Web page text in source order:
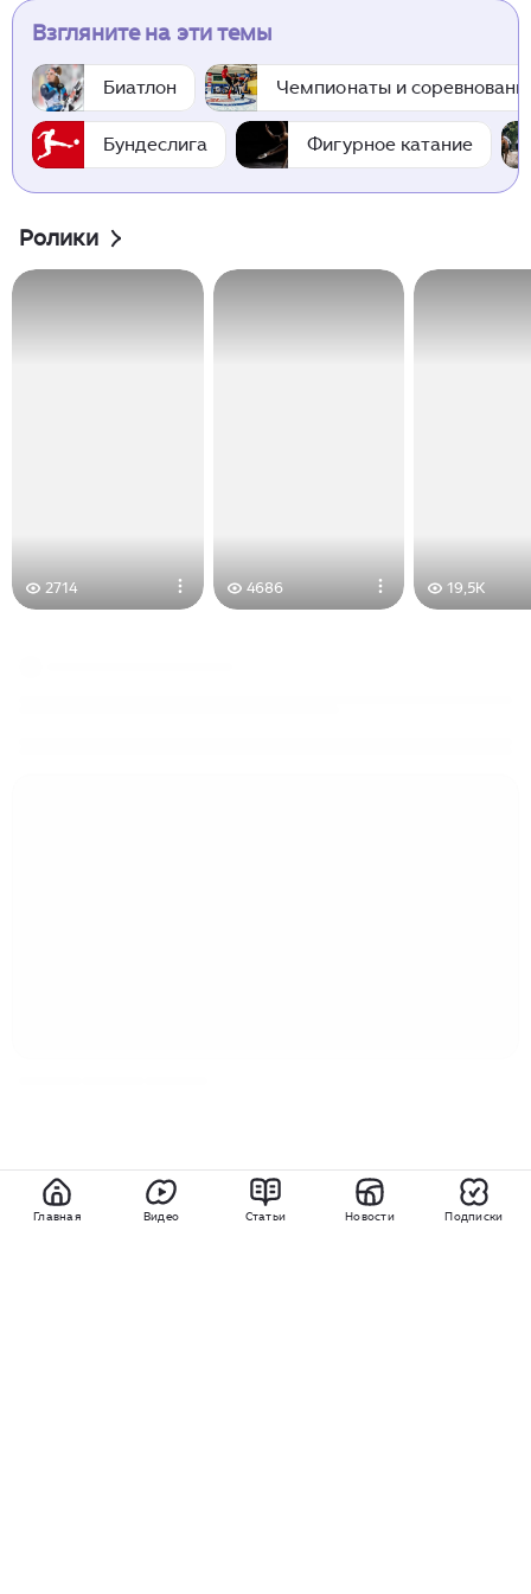
Взгляните на эти темы
Биатлон Чемпионаты и
Бундеслига Фигурное катание
Ролики
2714 4686 19,5K
Главная Видео Статьи Новости Подписки